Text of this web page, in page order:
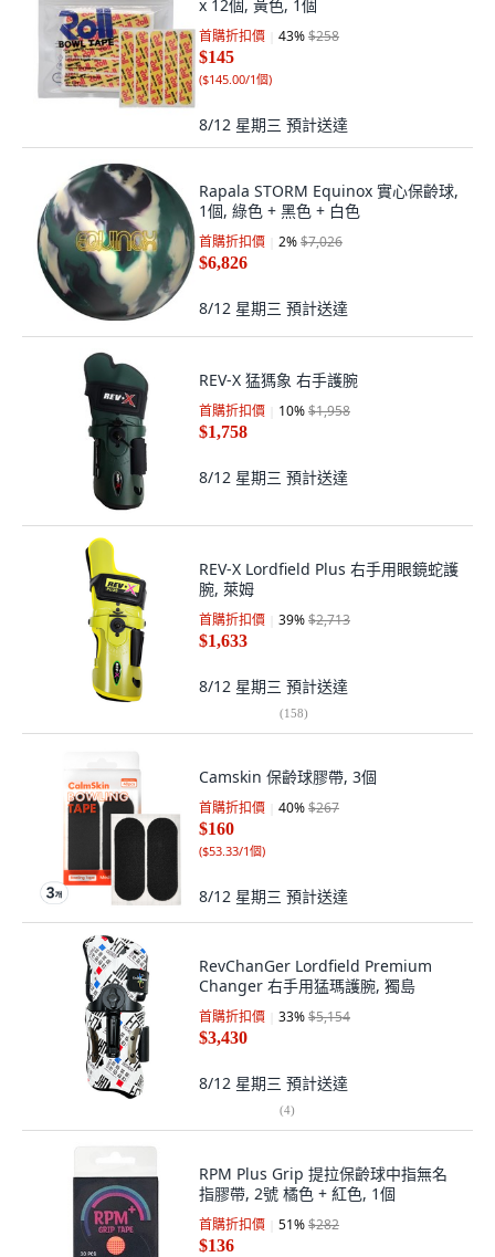
x 12個, 黃色, 1個
首購折扣價 43%$258
$145
($145.00/1個)
8/12 星期三 預計送達
Rapala STORM Equinox 實心保齡球,
1個, 綠色 + 黑色 + 白色
首購折扣價 2%$7,026
$6,826
8/12 星期三 預計送達
REV-X 猛獁象 右手護腕
首購折扣價 10%$1,958
$1,758
8/12 星期三 預計送達
REV-X Lordfield Plus 右手用眼鏡蛇護
腕, 萊姆
首購折扣價 39%$2,713
$1,633
8/12 星期三 預計送達
(158)
Camskin 保齡球膠帶, 3個
首購折扣價 40%$267
$160
($53.33/1個)
8/12 星期三 預計送達
RevChanGer Lordfield Premium
Changer 右手用猛瑪護腕, 獨島
首購折扣價 33%$5,154
$3,430
8/12 星期三 預計送達
(4)
RPM Plus Grip 提拉保齡球中指無名
指膠帶, 2號 橘色 + 紅色, 1個
首購折扣價 51%$282
$136